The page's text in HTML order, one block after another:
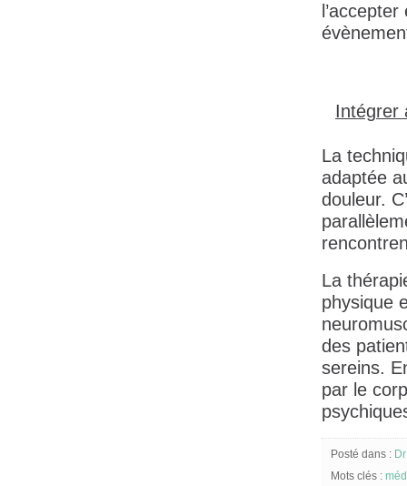
Intégrer
La
adaptée
douleur.
La
physique
des
sereins.
par le
Posté dans :
Mots clés :